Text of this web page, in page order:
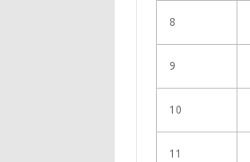
8
9
10
11